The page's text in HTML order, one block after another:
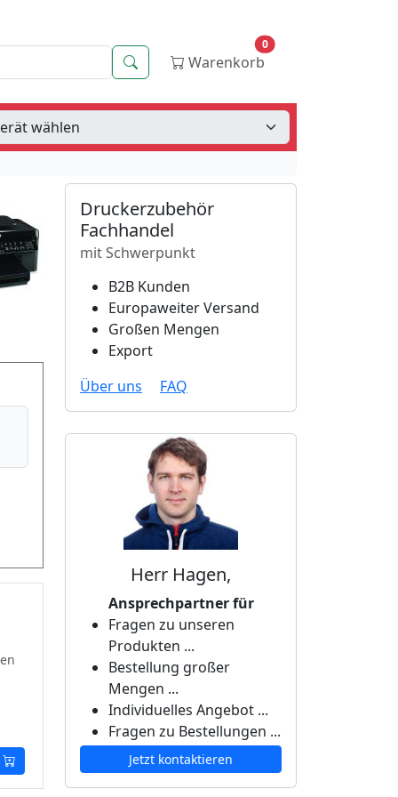
Suche Warenkorb
0
Druckerzubehör
Fachhandel
mit Schwerpunkt
B2B Kunden
Europaweiter Versand
Großen Mengen
Export
Über uns
FAQ
Herr Hagen,
Ansprechpartner für
Fragen zu unseren
Produkten ...
Bestellung großer
Mengen ...
Individuelles Angebot ...
Fragen zu Bestellungen ...
Jetzt kontaktieren